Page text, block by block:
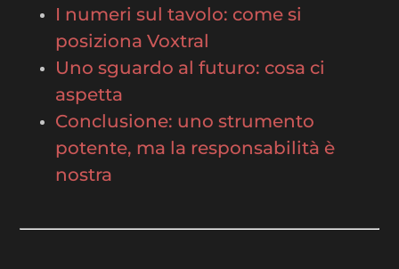
I numeri sul tavolo: come si
posiziona Voxtral
Uno sguardo al futuro: cosa ci
aspetta
Conclusione: uno strumento
potente, ma la responsabilità è
nostra